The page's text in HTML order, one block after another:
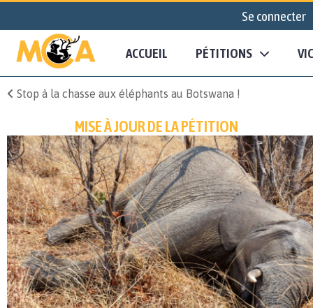
Se connecter
ACCUEIL PÉTITIONS
Stop à la chasse aux éléphants au Botswana !
MISE À JOUR DE LA PÉTITION